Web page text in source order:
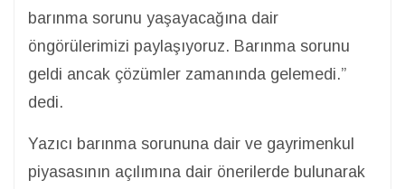
barınma sorunu yaşayacağına dair
öngörülerimizi paylaşıyoruz. Barınma sorunu
geldi ancak çözümler zamanında gelemedi.”
dedi.
Yazıcı barınma sorununa dair ve gayrimenkul
piyasasının açılımına dair önerilerde bulunarak